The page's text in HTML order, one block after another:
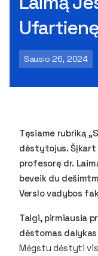
Sausio 26, 2024
Tęsiame rubriką
dėstytojus. Šįkart
profesorę dr.
beveik du
Verslo vadybos
Taigi, pirmiausia
dėstomas
Mėgstu dėstyti